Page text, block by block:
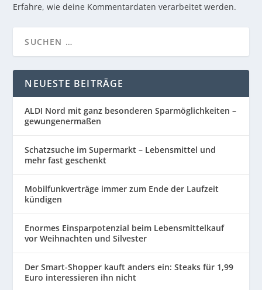
Erfahre, wie deine Kommentardaten verarbeitet werden.
NEUESTE BEITRÄGE
ALDI Nord mit ganz besonderen Sparmöglichkeiten –
gewungenermaßen
Schatzsuche im Supermarkt – Lebensmittel und
mehr fast geschenkt
Mobilfunkverträge immer zum Ende der Laufzeit
kündigen
Enormes Einsparpotenzial beim Lebensmittelkauf
vor Weihnachten und Silvester
Der Smart-Shopper kauft anders ein: Steaks für 1,99
Euro interessieren ihn nicht